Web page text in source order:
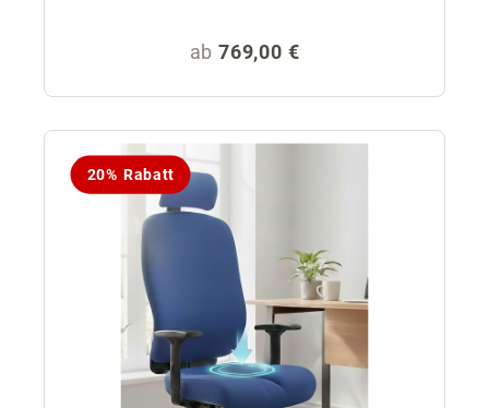
Regulärer Preis:
ab 769,00 €
20% Rabatt